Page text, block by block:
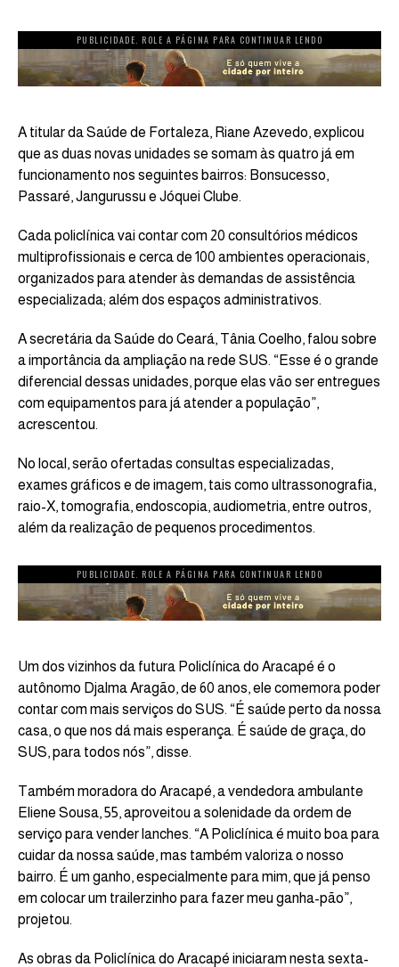
PUBLICIDADE. ROLE A PÁGINA PARA CONTINUAR LENDO
A titular da Saúde de Fortaleza, Riane Azevedo, explicou
que as duas novas unidades se somam às quatro já em
funcionamento nos seguintes bairros: Bonsucesso,
Passaré, Jangurussu e Jóquei Clube.
Cada policlínica vai contar com 20 consultórios médicos
multiprofissionais e cerca de 100 ambientes operacionais,
organizados para atender às demandas de assistência
especializada; além dos espaços administrativos.
A secretária da Saúde do Ceará, Tânia Coelho, falou sobre
a importância da ampliação na rede SUS. “Esse é o grande
diferencial dessas unidades, porque elas vão ser entregues
com equipamentos para já atender a população”,
acrescentou.
No local, serão ofertadas consultas especializadas,
exames gráficos e de imagem, tais como ultrassonografia,
raio-X, tomografia, endoscopia, audiometria, entre outros,
além da realização de pequenos procedimentos.
PUBLICIDADE. ROLE A PÁGINA PARA CONTINUAR LENDO
Um dos vizinhos da futura Policlínica do Aracapé é o
autônomo Djalma Aragão, de 60 anos, ele comemora poder
contar com mais serviços do SUS. “É saúde perto da nossa
casa, o que nos dá mais esperança. É saúde de graça, do
SUS, para todos nós”, disse.
Também moradora do Aracapé, a vendedora ambulante
Eliene Sousa, 55, aproveitou a solenidade da ordem de
serviço para vender lanches. “A Policlínica é muito boa para
cuidar da nossa saúde, mas também valoriza o nosso
bairro. É um ganho, especialmente para mim, que já penso
em colocar um trailerzinho para fazer meu ganha-pão”,
projetou.
As obras da Policlínica do Aracapé iniciaram nesta sexta-